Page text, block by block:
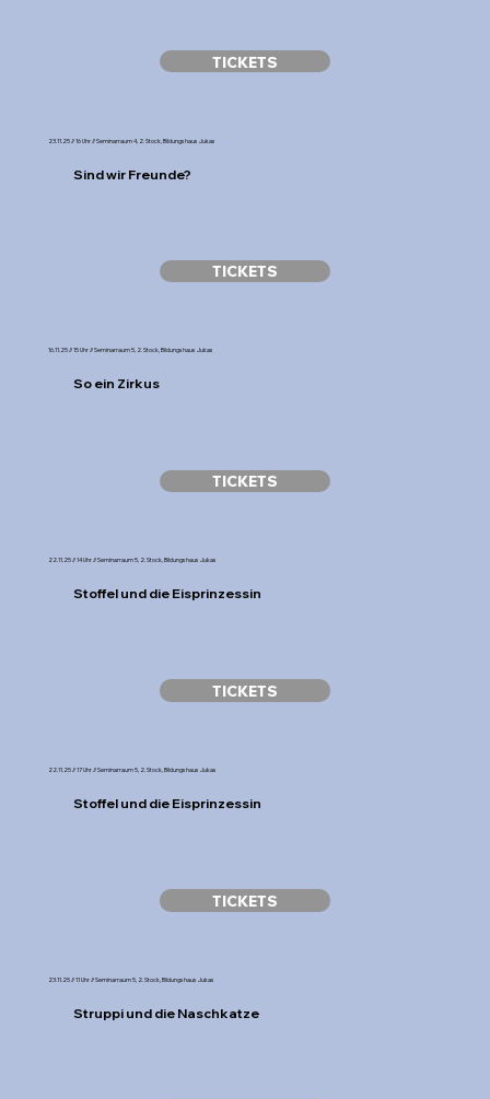
TICKETS
23.11.25 // 16 Uhr // Seminarraum 4, 2. Stock, Bildungshaus Jukas
Sind wir Freunde?
TICKETS
16.11.25 // 15 Uhr // Seminarraum 5, 2. Stock, Bildungshaus Jukas
So ein Zirkus
TICKETS
22.11.25 // 14 Uhr // Seminarraum 5, 2. Stock, Bildungshaus Jukas
Stoffel und die Eisprinzessin
TICKETS
22.11.25 // 17 Uhr // Seminarraum 5, 2. Stock, Bildungshaus Jukas
Stoffel und die Eisprinzessin
TICKETS
23.11.25 // 11 Uhr // Seminarraum 5, 2. Stock, Bildungshaus Jukas
Struppi und die Naschkatze